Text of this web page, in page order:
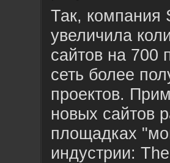
Так, компания
увеличила
сайтов на 700
сеть более
проектов.
новых сайтов
площадках
индустрии: